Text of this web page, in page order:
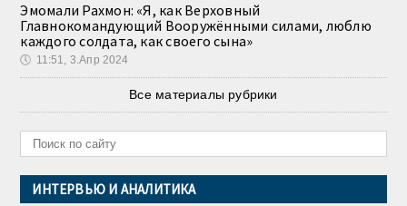
Эмомали Рахмон: «Я, как Верховный
Главнокомандующий Вооружёнными силами, люблю
каждого солдата, как своего сына»
🕔 11:51, 3.Апр 2024
Все материалы рубрики
ИНТЕРВЬЮ И АНАЛИТИКА